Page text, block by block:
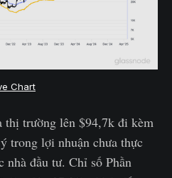
Chart
trường lên $94,7k đi kèm
trong lợi nhuận chưa thực
nhà đầu tư. Chỉ số Phần